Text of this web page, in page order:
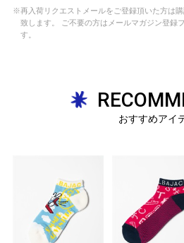
※再入荷リクエストメールをご登録頂いた方は
致します。 ご不要の方はメールマガジン登録
す。
おすすめアイ